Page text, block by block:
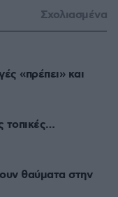
Σχολιασμένα
«πρέπει» και
τοπικές…
θαύματα στην